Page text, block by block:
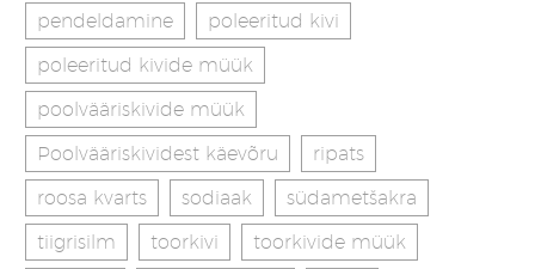
pendeldamine
poleeritud kivi
poleeritud kivide müük
poolvääriskivide müük
Poolvääriskividest käevõru
ripats
roosa kvarts
sodiaak
südametšakra
tiigrisilm
toorkivi
toorkivide müük